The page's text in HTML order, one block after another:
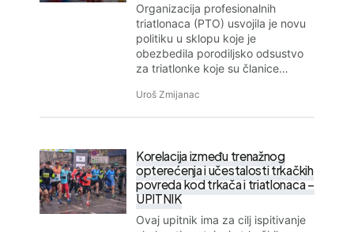
Organizacija profesionalnih
triatlonaca (PTO) usvojila je novu
politiku u sklopu koje je
obezbedila porodiljsko odsustvo
za triatlonke koje su članice…
Uroš Zmijanac
Korelacija između trenažnog
opterećenja i učestalosti trkačkih
povreda kod trkača i triatlonaca –
UPITNIK
Ovaj upitnik ima za cilj ispitivanje